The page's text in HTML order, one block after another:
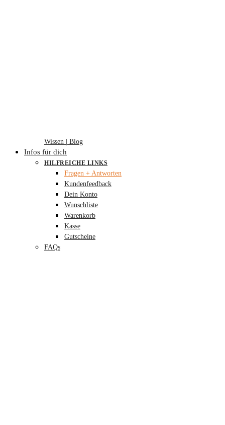
Wissen | Blog
Infos für dich
HILFREICHE LINKS
Fragen + Antworten
Kundenfeedback
Dein Konto
Wunschliste
Warenkorb
Kasse
Gutscheine
FAQs